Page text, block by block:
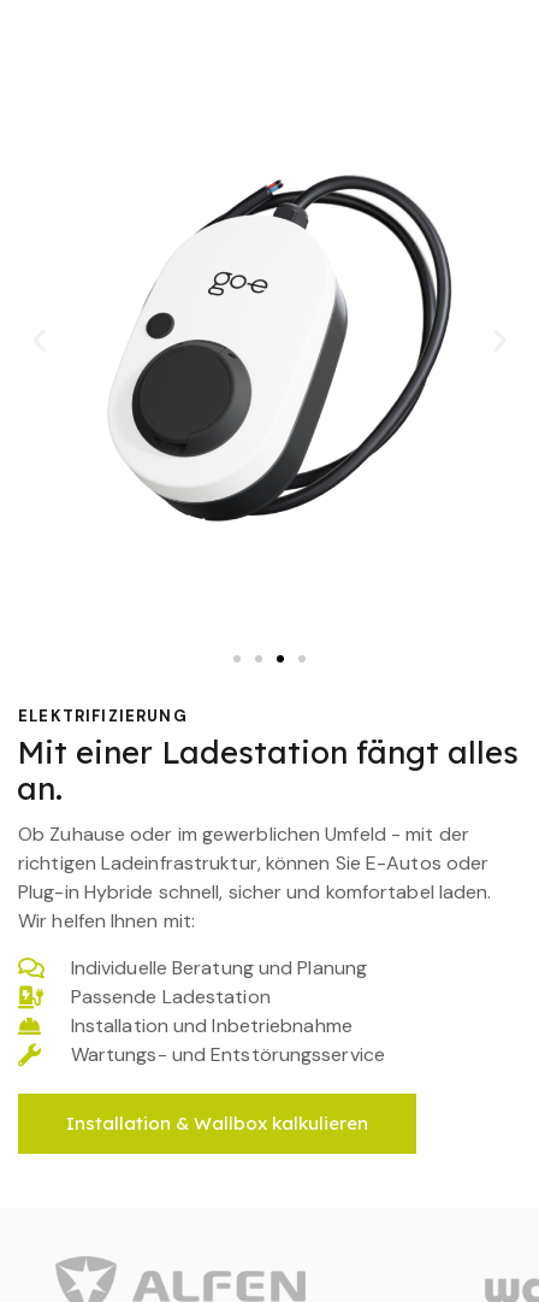
ELEKTRIFIZIERUNG
Mit einer Ladestation fängt alles
an.
Ob Zuhause oder im gewerblichen Umfeld - mit der
richtigen Ladeinfrastruktur, können Sie E-Autos oder
Plug-in Hybride schnell, sicher und komfortabel laden.
Wir helfen Ihnen mit:
Individuelle Beratung und Planung
Passende Ladestation
Installation und Inbetriebnahme
Wartungs- und Entstörungsservice
Installation & Wallbox kalkulieren